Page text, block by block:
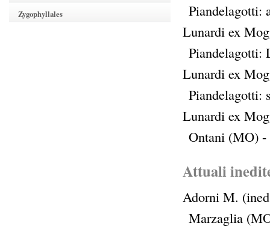
Zygophyllales
Piandelagotti:
Lunardi ex
Piandelagotti:
Lunardi ex
Piandelagotti:
Lunardi ex
Ontani (MO) -
Attuali
Adorni M.
Marzaglia